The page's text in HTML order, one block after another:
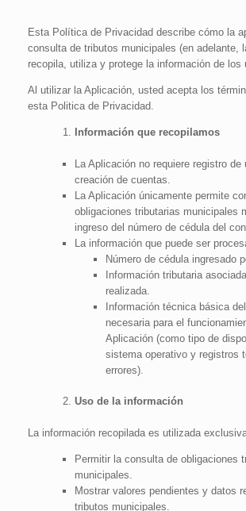
Esta Política de Privacidad describe cómo la
consulta de tributos municipales (en adelante,
recopila, utiliza y protege la información de los
Al utilizar la Aplicación, usted acepta los
esta Politica de Privacidad.
Información que recopilamos
La Aplicación no requiere registro de
creación de cuentas.
La Aplicación únicamente permite
obligaciones tributarias municipales
ingreso del número de cédula del
La información que puede ser
Número de cédula ingresado
Información tributaria
realizada.
Información técnica básica
necesaria para el
Aplicación (como tipo de
sistema operativo y registros
errores).
Uso de la información
La información recopilada es utilizada
Permitir la consulta de obligaciones
municipales.
Mostrar valores pendientes y datos
tributos municipales.